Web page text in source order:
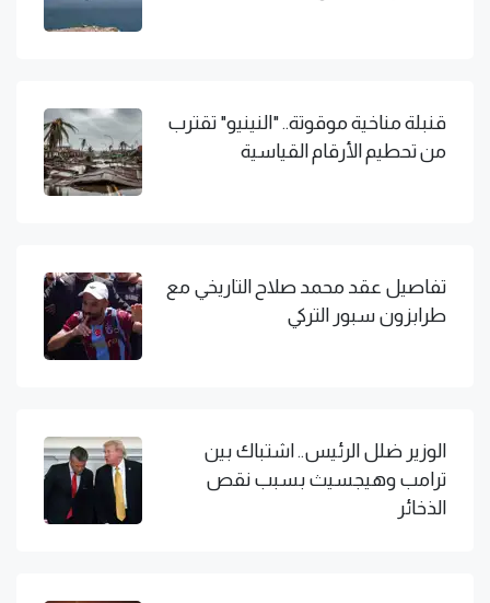
قنبلة مناخية موقوتة.. "النينيو" تقترب
من تحطيم الأرقام القياسية
تفاصيل عقد محمد صلاح التاريخي مع
طرابزون سبور التركي
الوزير ضلل الرئيس.. اشتباك بين
ترامب وهيجسيث بسبب نقص
الذخائر